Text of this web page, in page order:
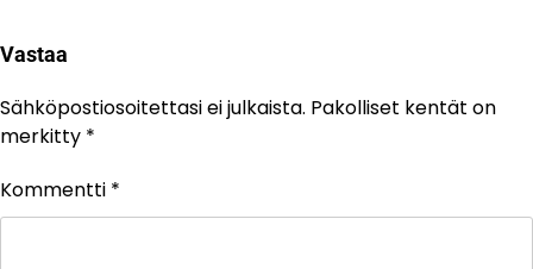
Vastaa
Sähköpostiosoitettasi ei julkaista. Pakolliset kentät on
merkitty *
Kommentti *